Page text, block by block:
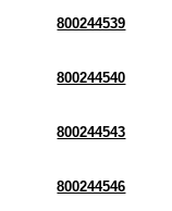
800244539
800244540
800244543
800244546